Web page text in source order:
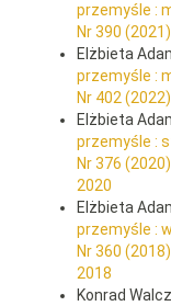
przemyśle :
Nr 390
Elżbieta
przemyśle :
Nr 402
Elżbieta
przemyśle :
Nr 376
2020
Elżbieta
przemyśle :
Nr 360
2018
Konrad